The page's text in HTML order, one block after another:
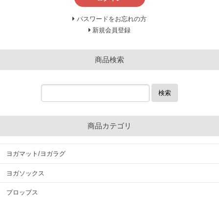
パスワードをお忘れの方
新規会員登録
商品検索
検索
商品カテゴリ
ヨガマット/ヨガラグ
ヨガソックス
プロップス